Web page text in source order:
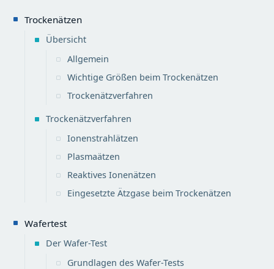
Trockenätzen
Übersicht
Allgemein
Wichtige Größen beim Trockenätzen
Trockenätzverfahren
Trockenätzverfahren
Ionenstrahlätzen
Plasmaätzen
Reaktives Ionenätzen
Eingesetzte Ätzgase beim Trockenätzen
Wafertest
Der Wafer-Test
Grundlagen des Wafer-Tests